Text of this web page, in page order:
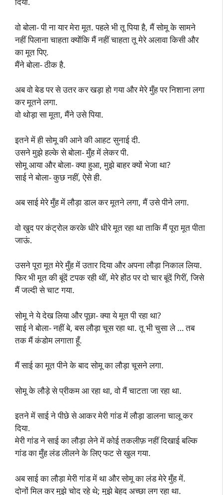
वो बोला- पी ना यार मेरा मूत. पहले भी तू पिया है, मैं सोमू के सामने
नहीं पिलाना चाहता क्योंकि मैं नहीं चाहता तू मेरे अलावा किसी और
का मूत पिए.
मैंने बोला- ठीक है.
अब वो बेड पर से उतर कर खड़ा हो गया और मेरे मुँह पर निशाना लगा
कर मूतने लगा.
वो थोड़ा सा मूता, मैंने उसे पिया.
इतने में ही सोमू की आने की आहट सुनाई दी.
उसने मुझे हल्के से बोला- मुँह में लेकर पी.
सोमू आया और बोला- क्या हुआ, मुझे बाहर क्यों भेजा था?
साई ने बोला- कुछ नहीं, ऐसे ही.
अब साई मेरे मुँह में लौड़ा डाल कर मूतने लगा, मैं उसे पीने लगा.
वो खुद पर कंट्रोल करके धीरे धीरे मूत रहा था ताकि मैं पूरा मूत पीता
जाऊं.
उसने पूरा मूत मेरे मुँह में उतार दिया और अपना लौड़ा निकाल लिया.
फिर भी मूत की बूंदें टपक रही थीं, मेरे होंठ पर दो चार बूंदें गिरीं, जिसे
मैं जल्दी से चाट गया.
सोमू ने ये देख लिया और पूछा- क्या ये मूत पी रहा था?
साई ने बोला- नहीं बे, बस लौड़ा चूस रहा था. तू भी चुसा ले … तब
तक मैं कंडोम लगाता हूँ.
मैं साई का मूत पीने के बाद सोमू का लौड़ा चूसने लगा.
सोमू के लौड़े से प्रीकम आ रहा था, वो मैं चाटता जा रहा था.
इतने में साई ने पीछे से आकर मेरी गांड में लौड़ा डालना चालू कर
दिया.
मेरी गांड ने साई का लौड़ा लेने में कोई तकलीफ़ नहीं दिखाई बल्कि
गांड का मुँह लंड लीलने के लिए फट से खुल गया.
अब साई का लौड़ा मेरी गांड में था और सोमू का लंड मेरे मुँह में.
दोनों मिल कर मुझे चोद रहे थे; मुझे बेहद अच्छा लग रहा था.